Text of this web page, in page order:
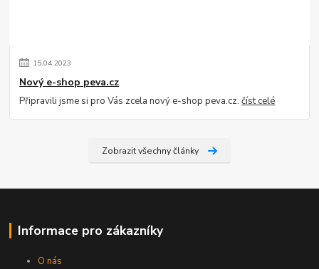
15.04.2023
Nový e-shop peva.cz
Připravili jsme si pro Vás zcela nový e-shop peva.cz.číst celé
Zobrazit všechny články
Informace pro zákazníky
O nás